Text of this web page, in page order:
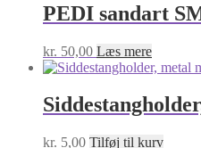
PEDI sandart
kr. 50,00 Læs mere
kr. 5,00 Tilføj til kurv